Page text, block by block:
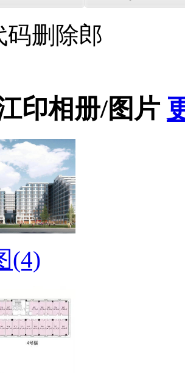
码删除郎
印相册/图片
(4)